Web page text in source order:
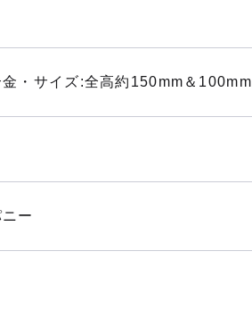
・サイズ:全高約150mm＆100mm
ー